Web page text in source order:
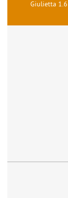
Giulietta 1.6